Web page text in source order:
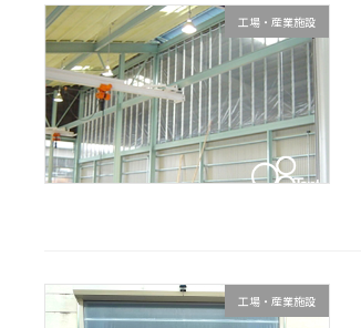
工場・産業施設
工場・産業施設